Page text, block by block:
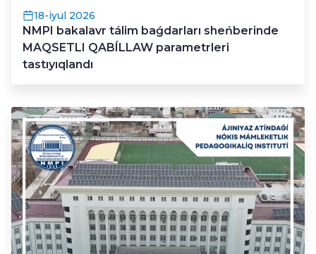
18-iyul 2026
NMPI bakalavr tálim baǵdarları sheńberinde
MAQSETLI QABÍLLAW parametrleri
tastıyıqlandı